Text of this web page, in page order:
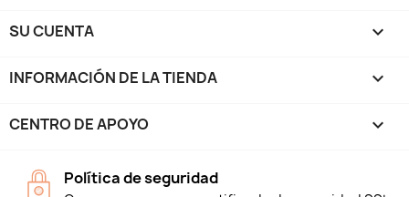
SU CUENTA 
INFORMACIÓN DE LA TIENDA keyboard_arrow_down
CENTRO DE APOYO 
Política de seguridad